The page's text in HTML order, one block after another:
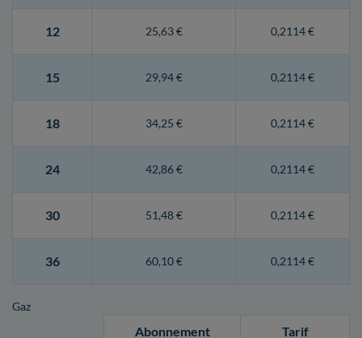
12 25,63 € 0,2114 €
15 29,94 € 0,2114 €
18 34,25 € 0,2114 €
24 42,86 € 0,2114 €
30 51,48 € 0,2114 €
36 60,10 € 0,2114 €
Gaz
Abonnement Tarif